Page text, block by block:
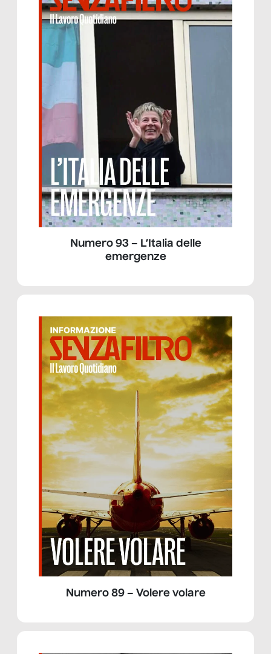
Numero 93 – L’Italia delle
emergenze
Numero 89 – Volere volare